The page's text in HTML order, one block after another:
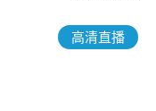
高清直播